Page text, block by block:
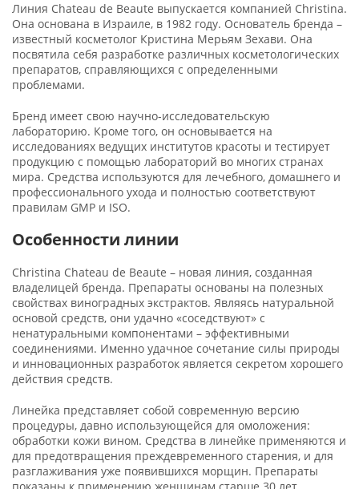
Линия Chateau de Beaute выпускается компанией Christina.
Она основана в Израиле, в 1982 году. Основатель бренда –
известный косметолог Кристина Мерьям Зехави. Она
посвятила себя разработке различных косметологических
препаратов, справляющихся с определенными
проблемами.
Бренд имеет свою научно-исследовательскую
лабораторию. Кроме того, он основывается на
исследованиях ведущих институтов красоты и тестирует
продукцию с помощью лабораторий во многих странах
мира. Средства используются для лечебного, домашнего и
профессионального ухода и полностью соответствуют
правилам GMP и ISO.
Особенности линии
Christina Chateau de Beaute – новая линия, созданная
владелицей бренда. Препараты основаны на полезных
свойствах виноградных экстрактов. Являясь натуральной
основой средств, они удачно «соседствуют» с
ненатуральными компонентами – эффективными
соединениями. Именно удачное сочетание силы природы
и инновационных разработок является секретом хорошего
действия средств.
Линейка представляет собой современную версию
процедуры, давно использующейся для омоложения:
обработки кожи вином. Средства в линейке применяются и
для предотвращения преждевременного старения, и для
разглаживания уже появившихся морщин. Препараты